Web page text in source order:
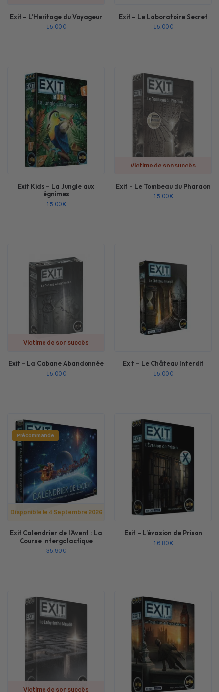
Exit – L’Heritage du Voyageur
15,00€
Exit – Le Laboratoire Secret
15,00€
Exit Kids – La Jungle aux
égnimes
15,00€
Victime de son succès
Exit – Le Tombeau du Pharaon
15,00€
Victime de son succès
Exit – La Cabane Abandonnée
15,00€
Exit – Le Château Interdit
15,00€
Précommande
Disponible le 4 Septembre 2026
Exit Calendrier de l’Avent : La
Course Intergalactique
35,90€
Exit – L’évasion de Prison
16,80€
Victime de son succès